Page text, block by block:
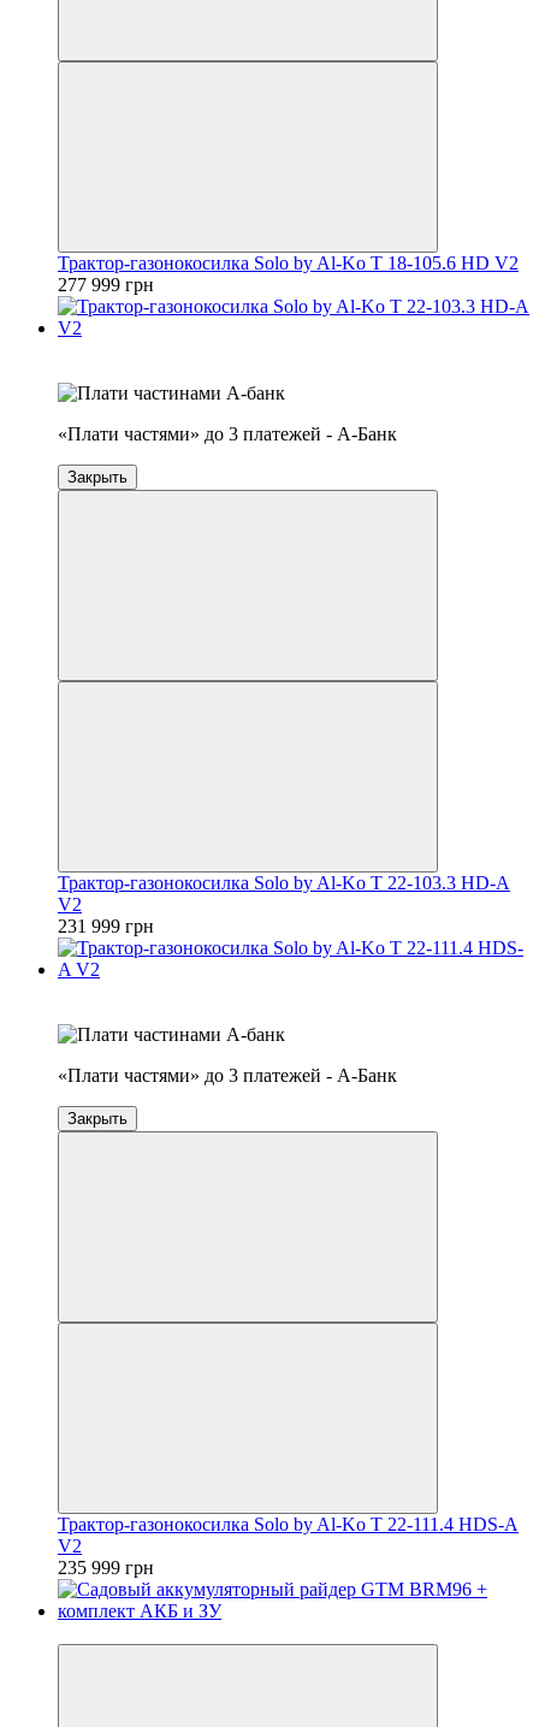
Трактор-газонокосилка Solo by Al-Ko T 18-105.6 HD V2
277 999 грн
«Плати частями» до 3 платежей - А-Банк
Закрыть
Трактор-газонокосилка Solo by Al-Ko T 22-103.3 HD-A
V2
231 999 грн
«Плати частями» до 3 платежей - А-Банк
Закрыть
Трактор-газонокосилка Solo by Al-Ko T 22-111.4 HDS-A
V2
235 999 грн